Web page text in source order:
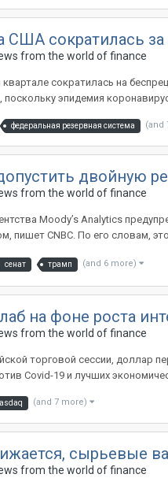
США сократилась за
from the world of finance
сократилась на
поскольку эпидемия
федеральная резервная система (and
двойную
from the world of finance
Moody’s Analytics
пишет CNBC. По его словам,
сенат трамп (and 6 more)
на фоне роста
from the world of finance
торговой сессии, доллар
Covid-19 и лучших
(and 7 more)
сырьевые
from the world of finance